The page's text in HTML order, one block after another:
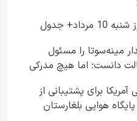
جدول
مینه‌سوتا را مسئول
دانست؛ اما هیچ مدرکی
برای پشتیبانی از
هوایی بلغارستان